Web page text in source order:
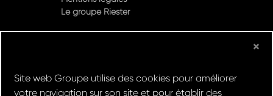
Design & Développement par
×
Site web Groupe utilise des cookies pour améliorer
votre navigation sur son site et pour établir des